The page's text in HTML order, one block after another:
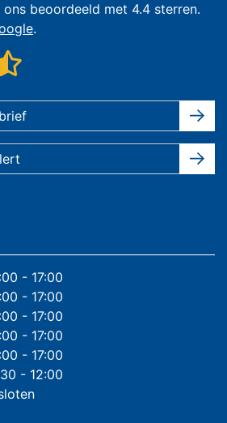
beoordeeld met 4.4 sterren.
.
- 17:00
- 17:00
- 17:00
- 17:00
- 17:00
- 12:00